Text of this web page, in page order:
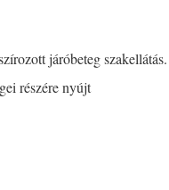
járóbeteg szakellátás.
részére nyújt